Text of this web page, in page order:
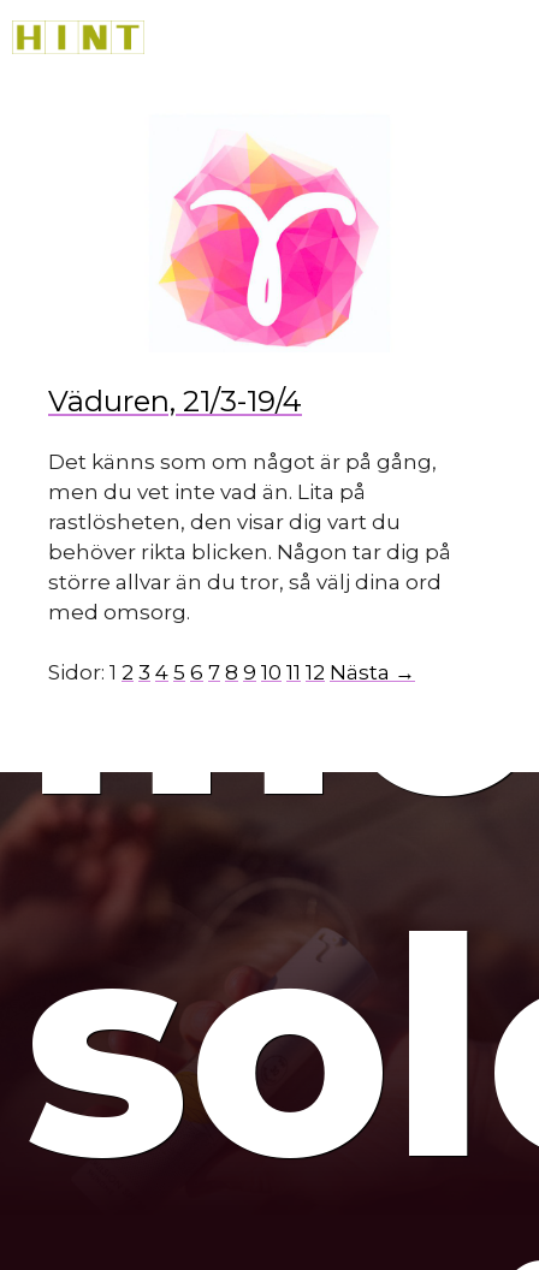
till
Väduren, 21/3-19/4
Det känns som om något är på gång,
men du vet inte vad än. Lita på
rastlösheten, den visar dig vart du
behöver rikta blicken. Någon tar dig på
större allvar än du tror, så välj dina ord
med omsorg.
Sidor: 1 2 3 4 5 6 7 8 9 10 11 12 Nästa →